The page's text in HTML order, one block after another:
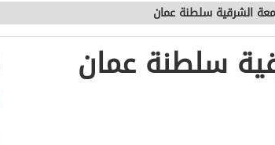
الشرقية سلطنة عمان
سلطنة عمان